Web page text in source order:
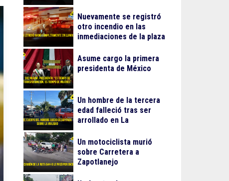
Nuevamente se registró
otro incendio en las
inmediaciones de la plaza
Asume cargo la primera
presidenta de México
Un hombre de la tercera
edad falleció tras ser
arrollado en La
Un motociclista murió
sobre Carretera a
Zapotlanejo